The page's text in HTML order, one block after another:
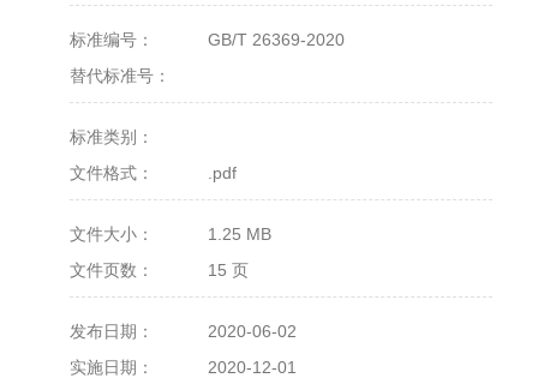
标准编号：
GB/T 26369-2020
替代标准号：
标准类别：
文件格式：
.pdf
文件大小：
1.25 MB
文件页数：
15 页
发布日期：
2020-06-02
实施日期：
2020-12-01